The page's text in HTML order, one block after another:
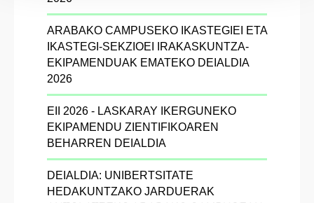
ARABAKO CAMPUSEKO IKASTEGIEI ETA
IKASTEGI-SEKZIOEI IRAKASKUNTZA-
EKIPAMENDUAK EMATEKO DEIALDIA
2026
EII 2026 - LASKARAY IKERGUNEKO
EKIPAMENDU ZIENTIFIKOAREN
BEHARREN DEIALDIA
DEIALDIA: UNIBERTSITATE
HEDAKUNTZAKO JARDUERAK